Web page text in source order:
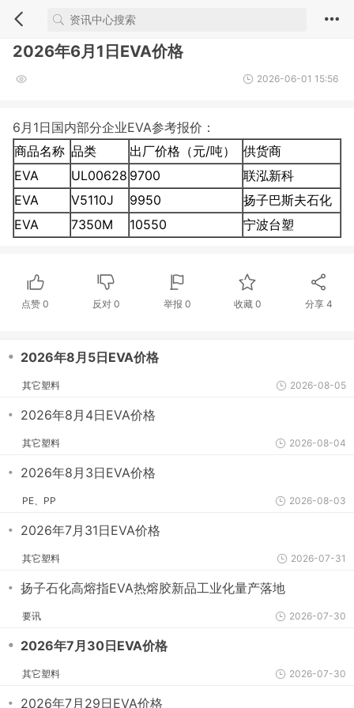
2026年6月1日EVA价格
2026-06-01 15:56
6月1日国内部分企业EVA参考报价：
商品名称 品类 出厂价格（元/吨）
供货商
EVA
UL00628 9700
联泓新科
EVA
V5110J 9950
扬子巴斯夫石化
EVA
7350M 10550 宁波台塑
点赞0 反对 0 举报 0 收藏 0 分享 4
・ 2026年8月5日EVA价格
其它塑料 2026-08-05
・ 2026年8月4日EVA价格
其它塑料 2026-08-04
・ 2026年8月3日EVA价格
PE、PP 2026-08-03
・ 2026年7月31日EVA价格
其它塑料 2026-07-31
・ 扬子石化高熔指EVA热熔胶新品工业化量产落地
要讯 2026-07-30
・ 2026年7月30日EVA价格
其它塑料 2026-07-30
・ 2026年7月29日EVA价格